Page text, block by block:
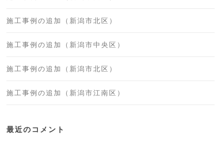
施工事例の追加（新潟市北区）
施工事例の追加（新潟市中央区）
施工事例の追加（新潟市北区）
施工事例の追加（新潟市江南区）
最近のコメント